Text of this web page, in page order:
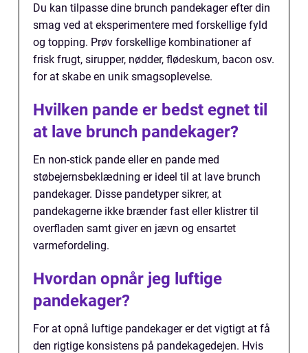
Du kan tilpasse dine brunch pandekager efter din
smag ved at eksperimentere med forskellige fyld
og topping. Prøv forskellige kombinationer af
frisk frugt, sirupper, nødder, flødeskum, bacon osv.
for at skabe en unik smagsoplevelse.
Hvilken pande er bedst egnet til
at lave brunch pandekager?
En non-stick pande eller en pande med
støbejernsbeklædning er ideel til at lave brunch
pandekager. Disse pandetyper sikrer, at
pandekagerne ikke brænder fast eller klistrer til
overfladen samt giver en jævn og ensartet
varmefordeling.
Hvordan opnår jeg luftige
pandekager?
For at opnå luftige pandekager er det vigtigt at få
den rigtige konsistens på pandekagedejen. Hvis